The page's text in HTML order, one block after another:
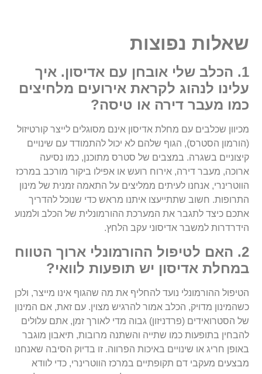
שאלות נפוצות
1. הכלב שלי אובחן עם אדיסון. איך
עלינו לנהוג לקראת אירועים מלחיצים
כמו מעבר דירה או טיסה?
מכיוון שכלבים עם מחלת אדיסון אינם מסוגלים לייצר קורטיזול
(הורמון הסטרס), הגוף שלהם לא יכול להתמודד עם שינויים
קיצוניים בשגרה. במצבים של סטרס מתוכנן, כמו נסיעה
ארוכה, מעבר דירה, אירוח רועש או אפילו ביקור מורכב במרכז
הווטרינרי, אנחנו לעיתים ממליצים על התאמה זמנית של מינון
התרופות. חשוב שתתייעצו איתנו מראש כדי שנוכל להדריך
אתכם כיצד לתגבר את המערכת ההורמונלית של הכלב ולמנוע
הידרדרות למשבר אדיסוני עקב הלחץ.
2. האם לטיפול ההורמונלי ארוך הטווח
במחלת אדיסון יש תופעות לוואי?
הטיפול ההורמונלי נועד להחליף את מה שהגוף אינו מייצר, ולכן
כשהמינון מדויק, הכלב אמור להרגיש מצוין. עם זאת, אם המינון
של הסטרואידים (פרדניזון) גבוה מדי לאורך זמן, אתם עלולים
להבחין בתופעות כמו שתייה והשתנה מרובות, תיאבון מוגבר
באופן חריג או שינויים באיכות הפרווה. זו בדיוק הסיבה שאנחנו
מבצעים מעקבי דם תקופתיים במרכז הווטרינרי, כדי לוודא